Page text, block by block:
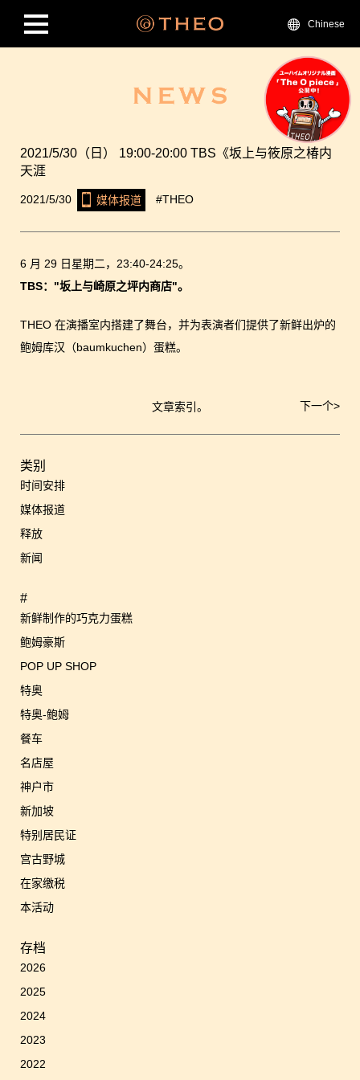
Chinese
2021/5/30（日） 19:00-20:00 TBS《坂上与筱原之椿内
天涯
2021/5/30 媒体报道 #THEO
6 月 29 日星期二，23:40-24:25。
TBS："坂上与崎原之坪内商店"。
THEO 在演播室内搭建了舞台，并为表演者们提供了新鲜出炉的
鲍姆库汉（baumkuchen）蛋糕。
文章索引。
航
下一个>
类别
时间安排
媒体报道
释放
新闻
#
新鲜制作的巧克力蛋糕
鲍姆豪斯
POP UP SHOP
特奥
特奥-鲍姆
餐车
名店屋
神户市
新加坡
特别居民证
宫古野城
在家缴税
本活动
存档
2026
2025
2024
2023
2022